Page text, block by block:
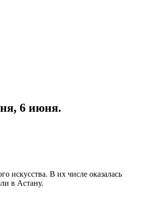
6 июня.
искусства. В их числе оказалась
в Астану.